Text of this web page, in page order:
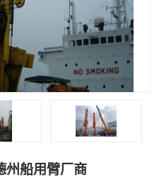
州船用臂厂商
顶部鹤管
低温鹤管